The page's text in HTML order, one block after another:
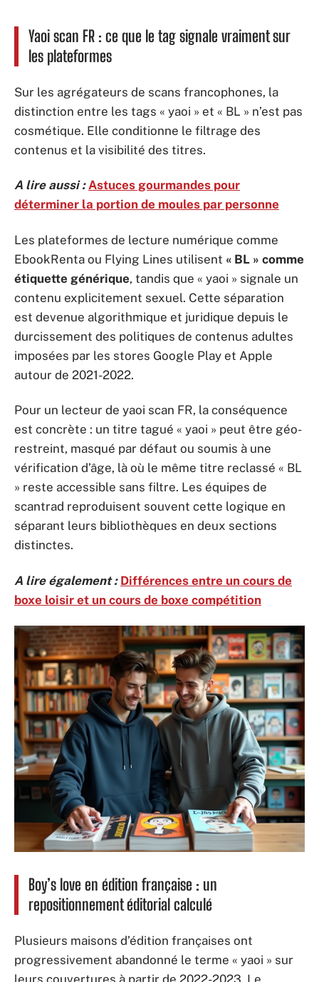
Yaoi scan FR : ce que le tag signale vraiment sur
les plateformes
Sur les agrégateurs de scans francophones, la
distinction entre les tags « yaoi » et « BL » n’est pas
cosmétique. Elle conditionne le filtrage des
contenus et la visibilité des titres.
A lire aussi : Astuces gourmandes pour
déterminer la portion de moules par personne
Les plateformes de lecture numérique comme
EbookRenta ou Flying Lines utilisent « BL » comme
étiquette générique, tandis que « yaoi » signale un
contenu explicitement sexuel. Cette séparation
est devenue algorithmique et juridique depuis le
durcissement des politiques de contenus adultes
imposées par les stores Google Play et Apple
autour de 2021-2022.
Pour un lecteur de yaoi scan FR, la conséquence
est concrète : un titre tagué « yaoi » peut être géo-
restreint, masqué par défaut ou soumis à une
vérification d’âge, là où le même titre reclassé « BL
» reste accessible sans filtre. Les équipes de
scantrad reproduisent souvent cette logique en
séparant leurs bibliothèques en deux sections
distinctes.
A lire également : Différences entre un cours de
boxe loisir et un cours de boxe compétition
Boy’s love en édition française : un
repositionnement éditorial calculé
Plusieurs maisons d’édition françaises ont
progressivement abandonné le terme « yaoi » sur
leurs couvertures à partir de 2022-2023. Le